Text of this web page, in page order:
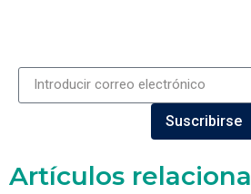
Suscribirse
Artículos